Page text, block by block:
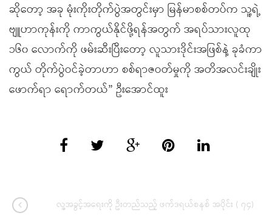
ဆိုတော့ အခု မုံးကိုးတိုက်ပွဲအတွင်းမှာ မြန်မာစစ်တပ်က သူ့ရဲ့
ဗျူဟာကုန်းကို ကာကွယ်နိုင်ဖို့ရန်အတွက် အရပ်သားလူထု
၁၆၀ လောက်ကို ဖမ်းဆီးပြီးတော့ လူသားဒိုင်းအဖြစ်နဲ့ ခုခံကာ
ကွယ် တိုက်ပွဲဝင်ခဲ့တာဟာ စစ်ရာဇဝတ်မှုကို အတိအလင်းချိုး
ဖောက်ရာ ရောက်တယ်” ဦးအောင်ထူး
လူ့အခွင့်အရေးကို ဦးတည်သည့် ဖက်ဒရယ်စနစ် အပိုင်း ( ၇၄)